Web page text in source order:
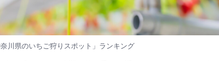
川県のいちご狩りスポット」ランキング